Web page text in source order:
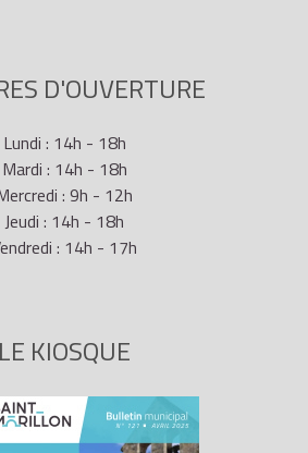
D'OUVERTURE
Lundi : 14h - 18h
Mardi : 14h - 18h
: 9h - 12h
Jeudi : 14h - 18h
: 14h - 17h
LE KIOSQUE